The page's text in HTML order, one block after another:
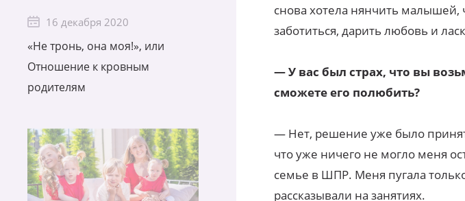
16 декабря 2020
«Не тронь, она моя!», или
Отношение к кровным
родителям
снова хотела нянчить малышей,
заботиться, дарить любовь и
— У вас был страх, что вы
сможете его полюбить?
— Нет, решение уже было
что уже ничего не могло меня
семье в ШПР. Меня пугала
рассказывали на занятиях.